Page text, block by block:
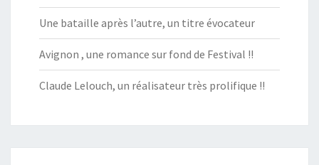
Une bataille après l’autre, un titre évocateur
Avignon , une romance sur fond de Festival !!
Claude Lelouch, un réalisateur très prolifique !!